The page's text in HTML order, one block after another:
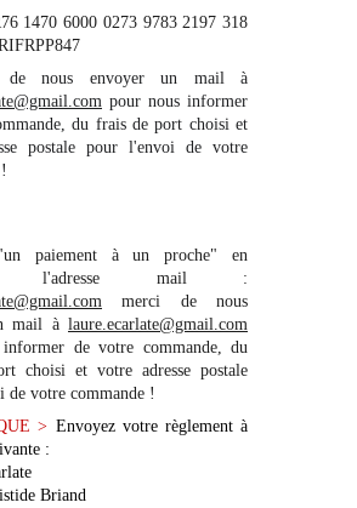
1470 6000 0273 9783 2197 318
nous envoyer un mail à
pour nous informer
du frais de port choisi et
postale pour l'envoi de votre
paiement à un proche" en
l'adresse mail :
merci de nous
mail à laure.ecarlate@gmail.com
de votre commande, du
choisi et votre adresse postale
de votre commande !
> Envoyez votre règlement à
:
Briand